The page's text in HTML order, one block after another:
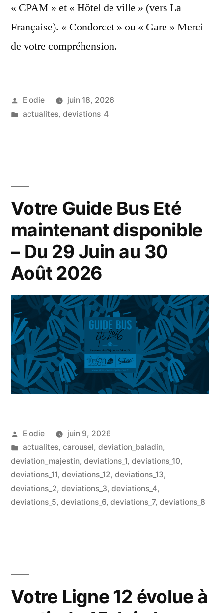
« CPAM » et « Hôtel de ville » (vers La
Française). « Condorcet » ou « Gare » Merci
de votre compréhension.
Publié
par
Elodie
juin 18, 2026
Publié
actualites, deviations_4
Votre Guide Bus Eté
maintenant disponible
– Du 29 Juin au 30
Août 2026
Publié
par
Elodie
juin 9, 2026
Publié
dans
actualites, carousel, deviation_baladin,
deviation_majestin, deviations_1, deviations_10,
deviations_11, deviations_12, deviations_13,
deviations_2, deviations_3, deviations_4,
deviations_5, deviations_6, deviations_7, deviations_8
Votre Ligne 12 évolue à